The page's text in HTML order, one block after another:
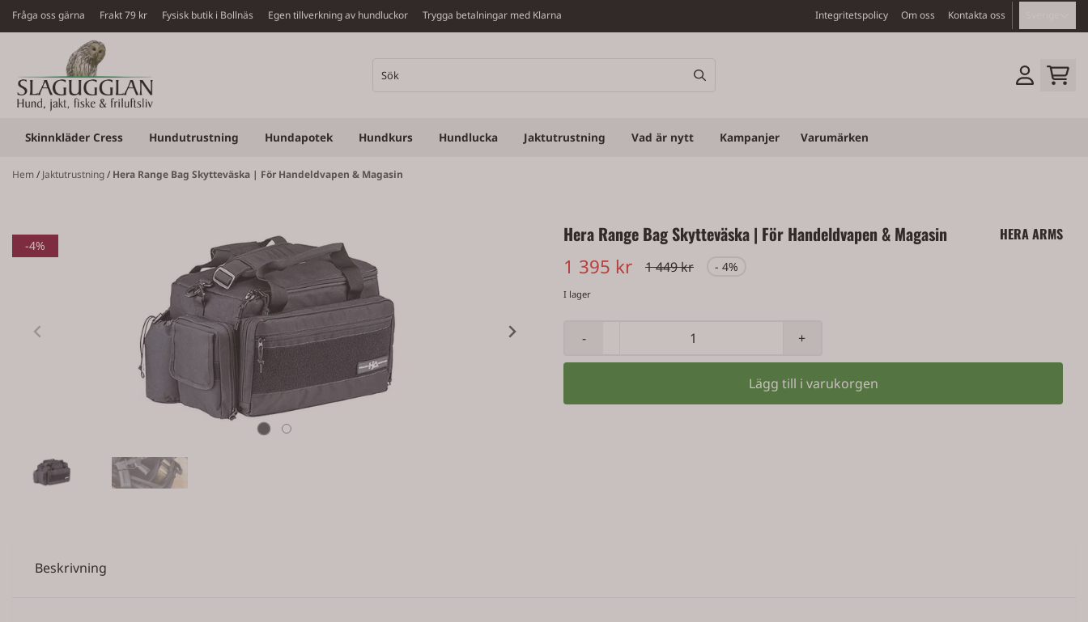
Hoppa till innehåll
Fråga oss gärna Frakt 79 kr Fysisk butik i Bollnäs Egen tillverkning av hundluckor Trygga betalningar med Klarna Integritetspolicy Om oss Kontakta oss
Skinnkläder Cress Hundutrustning Hundapotek Hundkurs Hundlucka Jaktutrustning Vad är nytt Kampanjer Varumärken
Hem/ Jaktutrustning/ Hera Range Bag Skytteväska | För Handeldvapen & Magasin
-4% Hera Range Bag Skytteväska | För Handeldvapen & Magasin HERA ARMS
1 395 kr 1 449 kr - 4%
I lager
- +
Lägg till i varukorgen
Beskrivning